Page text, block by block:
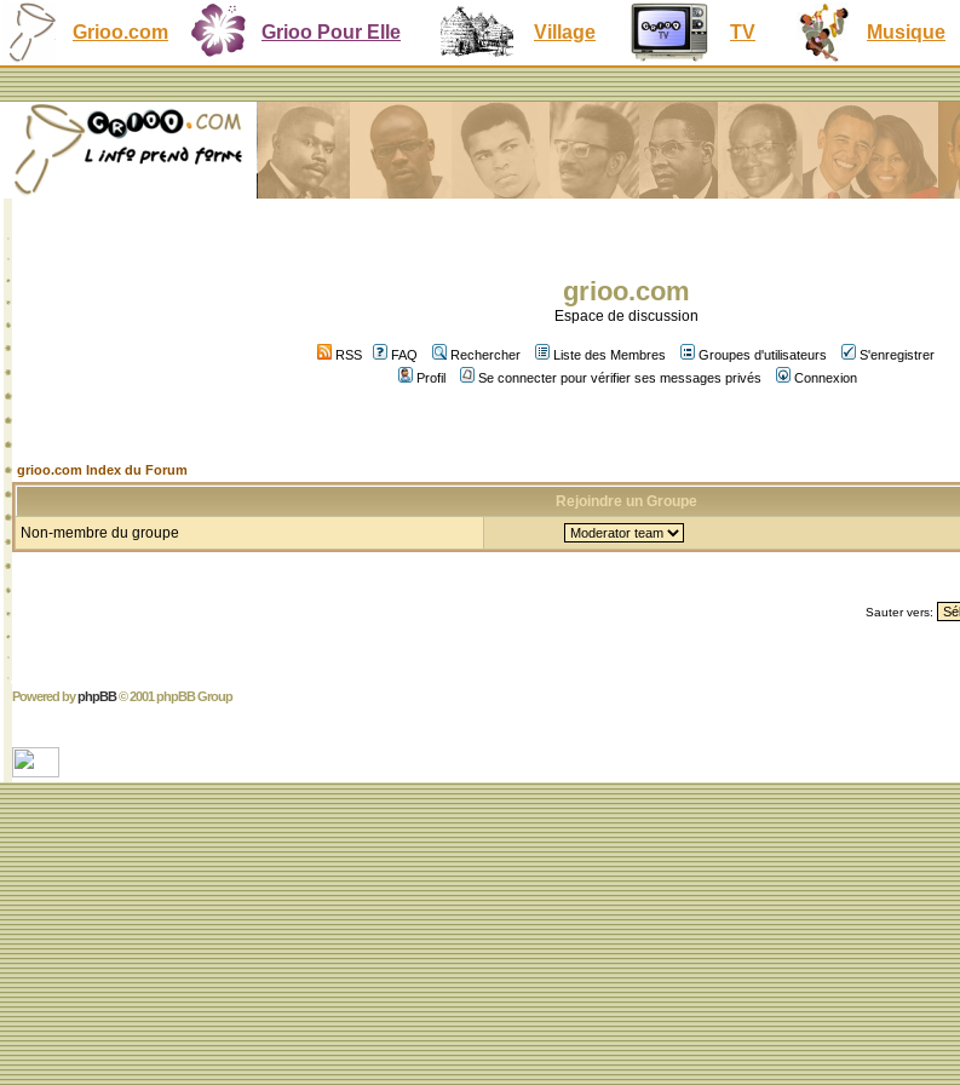
Grioo.com Grioo Pour Elle Village TV Musique
grioo.com
Espace de discussion
RSS FAQ Rechercher Liste des Membres Groupes d'utilisateurs
S'enregistrer
Profil
Se connecter pour vérifier ses messages privés Connexion
grioo.com Index du Forum
Rejoindre un Groupe
Non-membre du groupe
Sauter vers:
Powered byphpBB© 2001 phpBB Group